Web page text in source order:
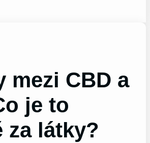
mezi CBD a
je to
za látky?